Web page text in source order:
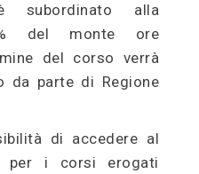
subordinato alla
del monte ore
del corso verrà
da parte di Regione
di accedere al
per i corsi erogati